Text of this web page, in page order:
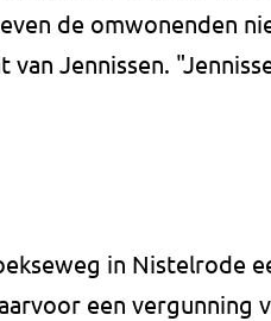
de omwonenden
van Jennissen.
in Nistelrode
een vergunning